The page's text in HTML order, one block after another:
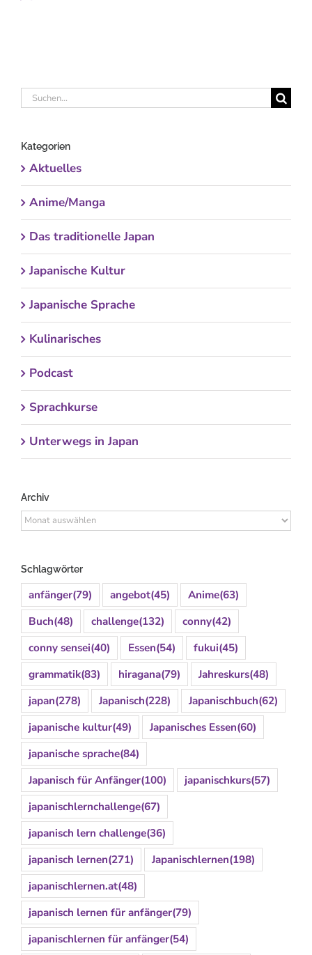
Suche
Kategorien
Aktuelles
Anime/Manga
Das traditionelle Japan
Japanische Kultur
Japanische Sprache
Kulinarisches
Podcast
Sprachkurse
Unterwegs in Japan
Archiv
Archiv
Schlagwörter
anfänger(79) angebot(45) Anime(63)
Buch(48) challenge(132) conny(42)
conny sensei(40) Essen(54) fukui(45)
grammatik(83) hiragana(79) Jahreskurs(48)
japan(278) Japanisch(228) Japanischbuch(62)
japanische kultur(49) Japanisches Essen(60)
japanische sprache(84)
Japanisch für Anfänger(100) japanischkurs(57)
japanischlernchallenge(67)
japanisch lern challenge(36)
japanisch lernen(271) Japanischlernen(198)
japanischlernen.at(48)
japanisch lernen für anfänger(79)
japanischlernen für anfänger(54)